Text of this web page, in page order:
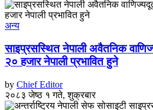
अन्य
साइप्रसस्थित नेपाली अवैतनिक
२० हजार नेपाली प्रभावित हुने
by Chief Editor
२०८३ जेष्ठ १ गते, शुक्रबार